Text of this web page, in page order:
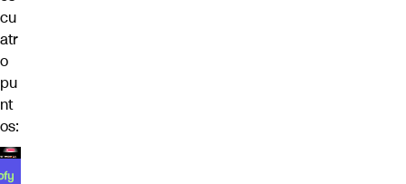
cu
atr
o
pu
nt
os: